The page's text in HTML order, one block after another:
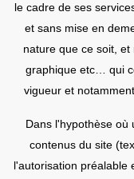
le cadre de ses
et sans mise en
nature que ce soit, et
graphique etc… qui
vigueur et
Dans l'hypothèse où
contenus du site
l'autorisation préalable